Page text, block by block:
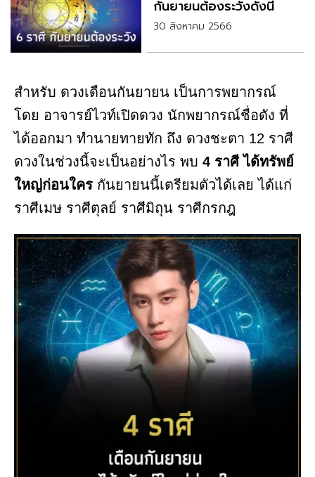
กันยายนต้องระวังดังนี้
30 สิงหาคม 2566
สำหรับ ดวงเดือนกันยายน เป็นการพยากรณ์
โดย อาจารย์ไวท์เปิดดวง นักพยากรณ์ชื่อดัง ที่
ได้ออกมา ทำนายทายทัก ถึง ดวงชะตา 12 ราศี
ดวงในช่วงนี้จะเป็นอย่างไร พบ 4 ราศี ได้ทรัพย์
ใหญ่ก่อนใคร กันยายนนี้เตรียมตัวได้เลย ได้แก่
ราศีเมษ ราศีตุลย์ ราศีมิถุน ราศีกรกฎ